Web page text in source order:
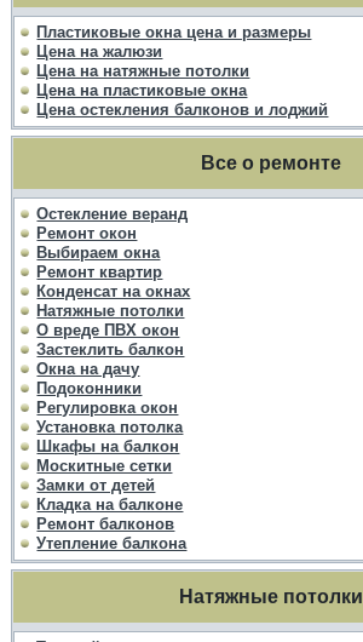
Пластиковые окна цена и размеры
Цена на жалюзи
Цена на натяжные потолки
Цена на пластиковые окна
Цена остекления балконов и лоджий
Все о ремонте
Остекление веранд
Ремонт окон
Выбираем окна
Ремонт квартир
Конденсат на окнах
Натяжные потолки
О вреде ПВХ окон
Застеклить балкон
Окна на дачу
Подоконники
Регулировка окон
Установка потолка
Шкафы на балкон
Москитные сетки
Замки от детей
Кладка на балконе
Ремонт балконов
Утепление балкона
Натяжные потолки